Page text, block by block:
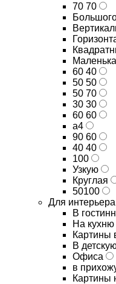
70 70
60 40
50 50
50 70
30 30
60 60
а4
90 60
40 40
100
Узкую
Круглая
50100
Для
В
На кухню
Картины
В
Офиса
в
Картины